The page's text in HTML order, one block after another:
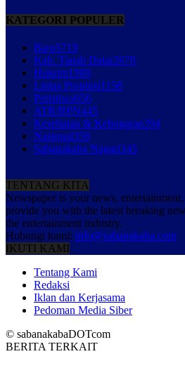
KATEGORI POPULER
Baru5719
Kab. Tanah Datar2670
Hukrim1980
Lintas Propinsi1158
Peristiwa656
ATR/BPN445
Kesehatan & Kebugaran394
Nasional358
Sabanakaba Nagari345
TENTANG KITA
Newspaper is your news,
provide you with the latest breaking
the entertainment industry.
Hubungi kami: info@sabanakaba.com
IKUTI KAMI
Tentang Kami
Redaksi
Iklan dan Kerjasama
Pedoman Media Siber
© sabanakabaDOTcom
BERITA TERKAIT